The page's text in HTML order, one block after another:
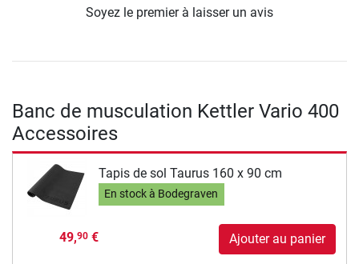
Soyez le premier à laisser un avis
Banc de musculation Kettler Vario 400
Accessoires
Tapis de sol Taurus 160 x 90 cm
En stock à Bodegraven
49,90€ Ajouter au panier